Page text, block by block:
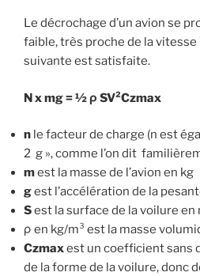
Le décrochage d’un avion se
faible, très proche de la
suivante est satisfaite.
N x mg = ½ ρ SV²Czmax
n le facteur de charge (n est
2 g », comme l’on dit
mest la masse de l’avion en kg
gest l’accélération de la
Sest la surface de la voilure en
ρ en kg/m³ est la masse
Czmaxest un coefficient sans
de la forme de la voilure, donc